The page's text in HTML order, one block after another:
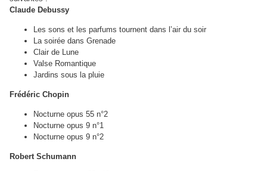
Claude Debussy
Les sons et les parfums tournent dans l’air du soir
La soirée dans Grenade
Clair de Lune
Valse Romantique
Jardins sous la pluie
Frédéric Chopin
Nocturne opus 55 n°2
Nocturne opus 9 n°1
Nocturne opus 9 n°2
Robert Schumann